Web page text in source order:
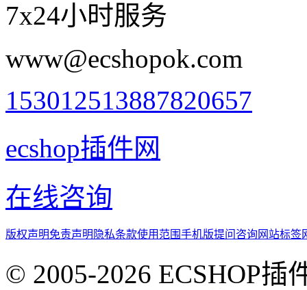
7x24小时服务
www@ecshopok.com
153012513887820657
ecshop插件网
在线咨询
版权声明免责声明 隐私条款使用范围手机版提问咨询 网站标签
© 2005-2026 ECSHOP插